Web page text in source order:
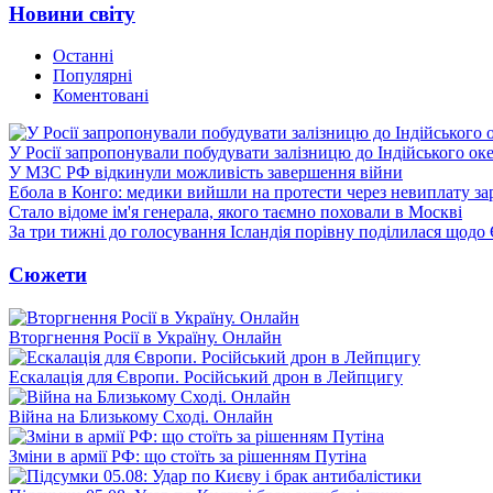
Новини світу
Останні
Популярні
Коментовані
У Росії запропонували побудувати залізницю до Індійського
У МЗС РФ відкинули можливість завершення війни
Ебола в Конго: медики вийшли на протести через невиплату
Стало відоме ім'я генерала, якого таємно поховали в Москві
За три тижні до голосування Ісландія порівну поділилася
Сюжети
Вторгнення Росії в Україну. Онлайн
Ескалація для Європи. Російський дрон в Лейпцигу
Війна на Близькому Сході. Онлайн
Зміни в армії РФ: що стоїть за рішенням Путіна